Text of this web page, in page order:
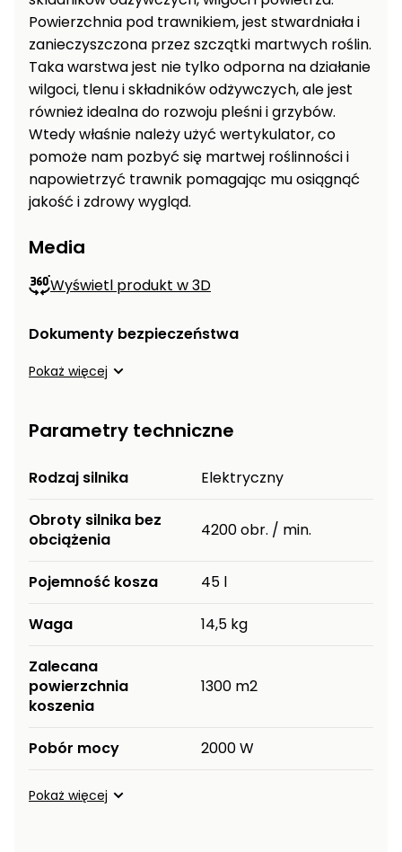
Powierzchnia pod trawnikiem, jest stwardniała i
zanieczyszczona przez szczątki martwych roślin.
Taka warstwa jest nie tylko odporna na działanie
wilgoci, tlenu i składników odżywczych, ale jest
również idealna do rozwoju pleśni i grzybów.
Wtedy właśnie należy użyć wertykulator, co
pomoże nam pozbyć się martwej roślinności i
napowietrzyć trawnik pomagając mu osiągnąć
jakość i zdrowy wygląd.
Media
Wyświetl produkt w 3D
Dokumenty bezpieczeństwa
Pokaż więcej
Parametry techniczne
Rodzaj silnika Elektryczny
Obroty silnika bez
obciążenia
4200 obr. / min.
Pojemność kosza 45 l
Waga 14,5 kg
Zalecana
powierzchnia
koszenia
1300 m2
Pobór mocy 2000 W
Pokaż więcej